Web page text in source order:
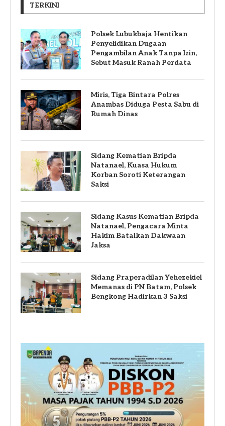
TERKINI
Polsek Lubukbaja Hentikan
Penyelidikan Dugaan
Pengambilan Anak Tanpa Izin,
Sebut Masuk Ranah Perdata
Miris, Tiga Bintara Polres
Anambas Diduga Pesta Sabu di
Rumah Dinas
Sidang Kematian Bripda
Natanael, Kuasa Hukum
Korban Soroti Keterangan
Saksi
Sidang Kasus Kematian Bripda
Natanael, Pengacara Minta
Hakim Batalkan Dakwaan
Jaksa
Sidang Praperadilan Yehezekiel
Memanas di PN Batam, Polsek
Bengkong Hadirkan 3 Saksi